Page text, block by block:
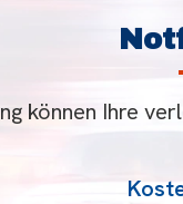
können Ihre